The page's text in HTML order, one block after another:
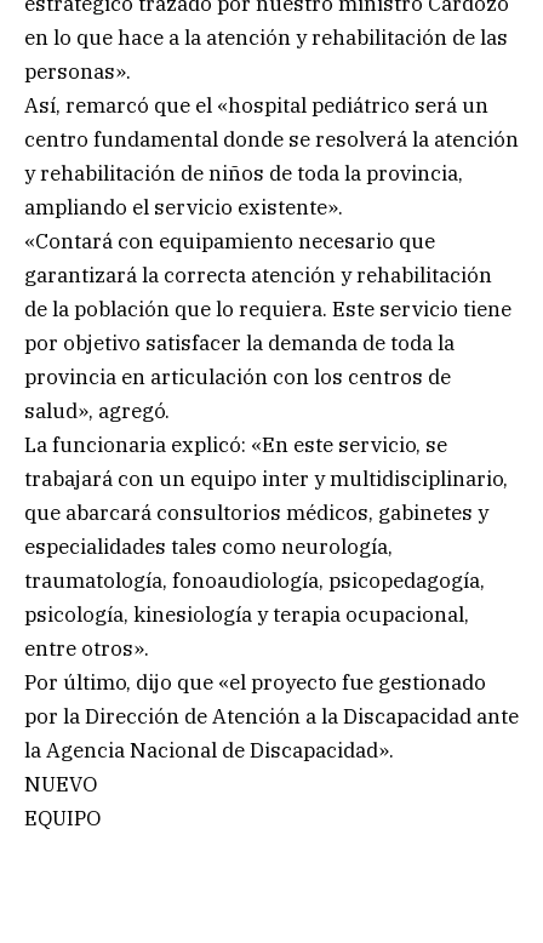
en lo que hace a la atención y rehabilitación de las
personas».
Así, remarcó que el «hospital pediátrico será un
centro fundamental donde se resolverá la atención
y rehabilitación de niños de toda la provincia,
ampliando el servicio existente».
«Contará con equipamiento necesario que
garantizará la correcta atención y rehabilitación
de la población que lo requiera. Este servicio tiene
por objetivo satisfacer la demanda de toda la
provincia en articulación con los centros de
salud», agregó.
La funcionaria explicó: «En este servicio, se
trabajará con un equipo inter y multidisciplinario,
que abarcará consultorios médicos, gabinetes y
especialidades tales como neurología,
traumatología, fonoaudiología, psicopedagogía,
psicología, kinesiología y terapia ocupacional,
entre otros».
Por último, dijo que «el proyecto fue gestionado
por la Dirección de Atención a la Discapacidad ante
la Agencia Nacional de Discapacidad».
NUEVO
EQUIPO